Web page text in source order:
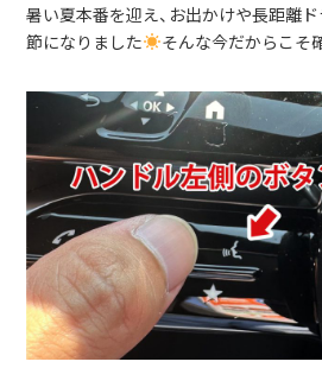
暑い夏本番を迎え、お出かけや長距離
節になりました
そんな今だからこそ